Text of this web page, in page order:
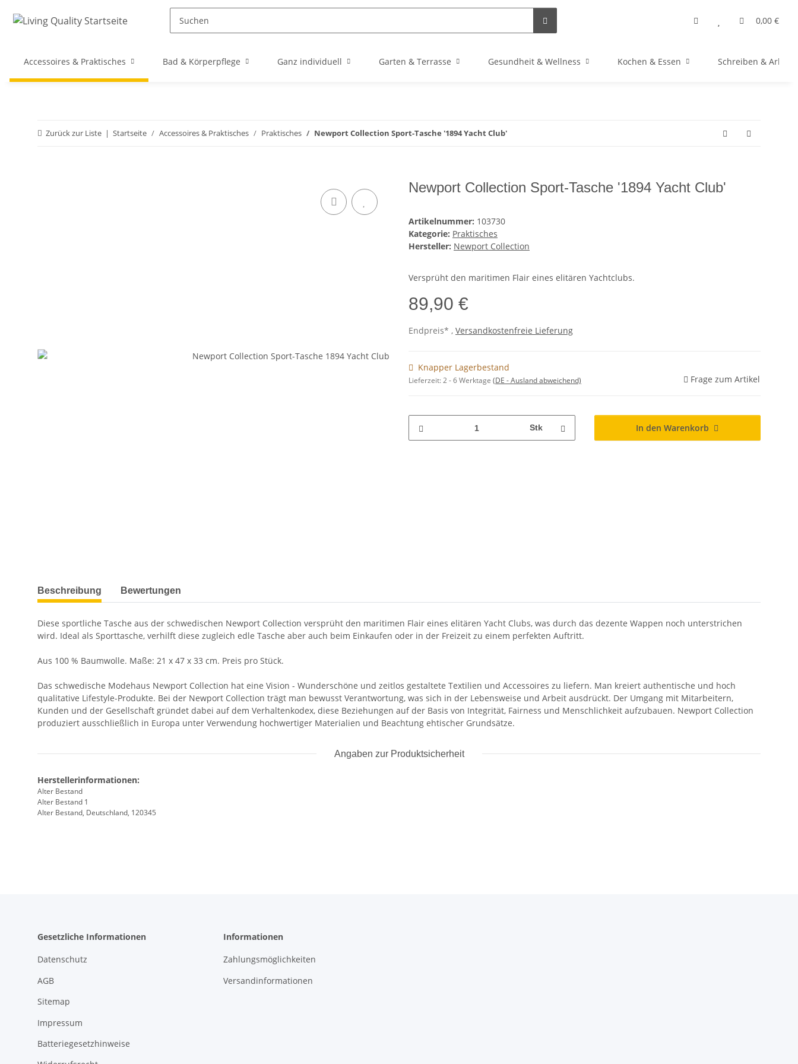
0,00 €
Accessoires & Praktisches Bad & Körperpflege Ganz individuell Garten & Terrasse Gesundheit & Wellness Kochen & Essen Schreiben &
Zurück zur Liste Startseite Accessoires & Praktisches Praktisches Newport Collection Sport-Tasche '1894 Yacht Club'
Newport Collection Sport-Tasche '1894 Yacht Club'
Artikelnummer: 103730
Kategorie: Praktisches
Hersteller: Newport Collection
Versprüht den maritimen Flair eines elitären Yachtclubs.
89,90 €
Endpreis* , Versandkostenfreie Lieferung
Knapper Lagerbestand
Lieferzeit:2 - 6 Werktage (DE - Ausland abweichend) Frage zum Artikel
Stk In den Warenkorb
weitere Registerkarten anzeigen
Beschreibung Bewertungen
Diese sportliche Tasche aus der schwedischen Newport Collection versprüht den maritimen Flair eines elitären Yacht Clubs, was durch das dezente Wappen noch unterstrichen
wird. Ideal als Sporttasche, verhilft diese zugleich edle Tasche aber auch beim Einkaufen oder in der Freizeit zu einem perfekten Auftritt.
Aus 100 % Baumwolle. Maße: 21 x 47 x 33 cm. Preis pro Stück.
Das schwedische Modehaus Newport Collection hat eine Vision - Wunderschöne und zeitlos gestaltete Textilien und Accessoires zu liefern. Man kreiert authentische und hoch
qualitative Lifestyle-Produkte. Bei der Newport Collection trägt man bewusst Verantwortung, was sich in der Lebensweise und Arbeit ausdrückt. Der Umgang mit Mitarbeitern,
Kunden und der Gesellschaft gründet dabei auf dem Verhaltenkodex, diese Beziehungen auf der Basis von Integrität, Fairness und Menschlichkeit aufzubauen. Newport Collection
produziert ausschließlich in Europa unter Verwendung hochwertiger Materialien und Beachtung ehtischer Grundsätze.
Angaben zur Produktsicherheit
Herstellerinformationen:
Alter Bestand
Alter Bestand 1
Alter Bestand, Deutschland, 120345
Gesetzliche Informationen
Datenschutz
AGB
Sitemap
Impressum
Batteriegesetzhinweise
Informationen
Zahlungsmöglichkeiten
Versandinformationen